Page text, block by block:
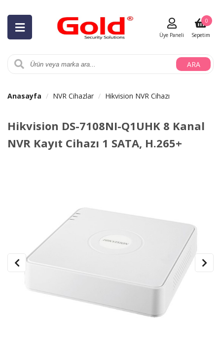
ARA
Üye Paneli Sepetim
0
Anasayfa NVR Cihazlar Hikvision NVR Cihazı
Hikvision DS-7108NI-Q1UHK 8 Kanal
NVR Kayıt Cihazı 1 SATA, H.265+